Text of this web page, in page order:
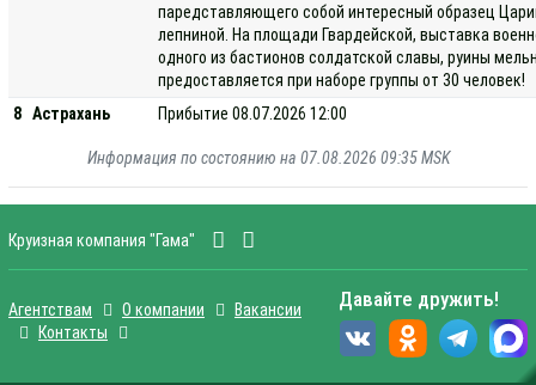
паредставляющего собой интересный образец
лепниной. На площади Гвардейской, выставка
одного из бастионов солдатской славы, руины
предоставляется при наборе группы от 30 человек!
8 Астрахань Прибытие 08.07.2026 12:00
Информация по состоянию на 07.08.2026 09:35 MSK
Круизная компания "Гама"
Агентствам О компании
Вакансии
Контакты
Давайте дружить!